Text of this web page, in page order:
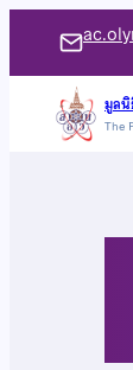
เนื้อหา
มูลนิ
The